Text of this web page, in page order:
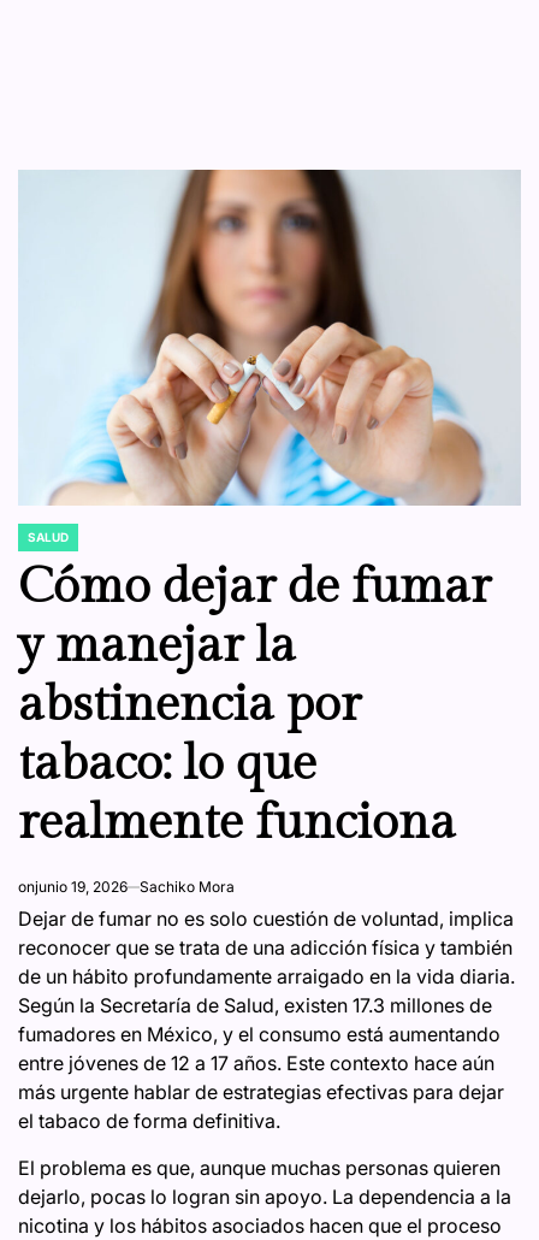
POSTED
SALUD
Cómo dejar de fumar
y manejar la
abstinencia por
tabaco: lo que
realmente funciona
onjunio 19, 2026 Sachiko Mora
Dejar de fumar no es solo cuestión de voluntad, implica
reconocer que se trata de una adicción física y también
de un hábito profundamente arraigado en la vida diaria.
Según la Secretaría de Salud, existen 17.3 millones de
fumadores en México, y el consumo está aumentando
entre jóvenes de 12 a 17 años. Este contexto hace aún
más urgente hablar de estrategias efectivas para dejar
el tabaco de forma definitiva.
El problema es que, aunque muchas personas quieren
dejarlo, pocas lo logran sin apoyo. La dependencia a la
nicotina y los hábitos asociados hacen que el proceso